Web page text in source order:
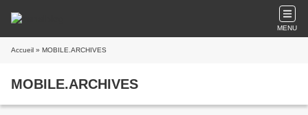
MENU
Accueil » MOBILE.ARCHIVES
MOBILE.ARCHIVES